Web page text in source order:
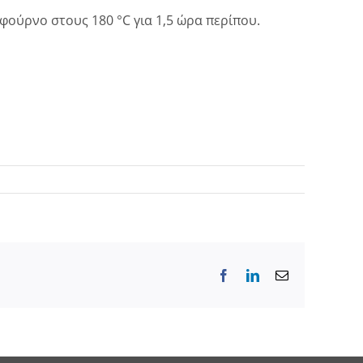
στους 180 °C για 1,5 ώρα περίπου.
FacebookLinkedInEmail